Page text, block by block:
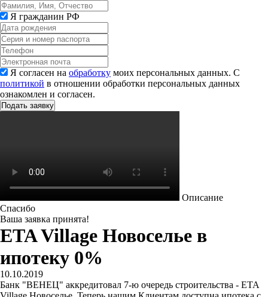
Я гражданин РФ
Я согласен на обработку моих персональных данных. С
политикой в отношении обработки персональных данных
ознакомлен и согласен.
Описание
Спасибо
Ваша заявка принята!
ETA Village Новоселье в
ипотеку 0%
10.10.2019
Банк "ВЕНЕЦ" аккредитовал 7-ю очередь строительства - ETA